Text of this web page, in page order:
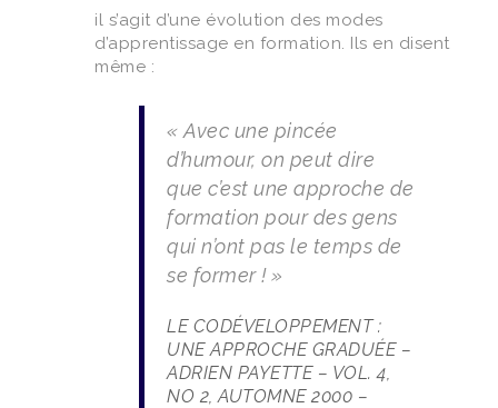
il s’agit d’une évolution des modes
d’apprentissage en formation. Ils en disent
même :
« Avec une pincée
d’humour, on peut dire
que c’est une approche de
formation pour des gens
qui n’ont pas le temps de
se former ! »
LE CODÉVELOPPEMENT :
UNE APPROCHE GRADUÉE –
ADRIEN PAYETTE – VOL. 4,
NO 2, AUTOMNE 2000 –